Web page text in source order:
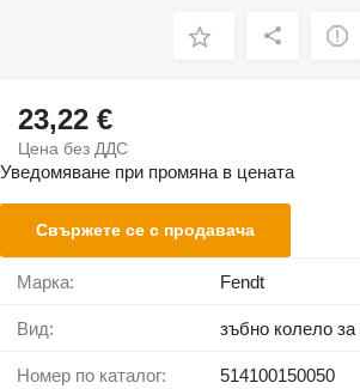
23,22 €
Цена без ДДС
Уведомяване при промяна в цената
Свържете се с продавача
Марка: Fendt
Вид: зъбно колело за
Номер по каталог: 514100150050